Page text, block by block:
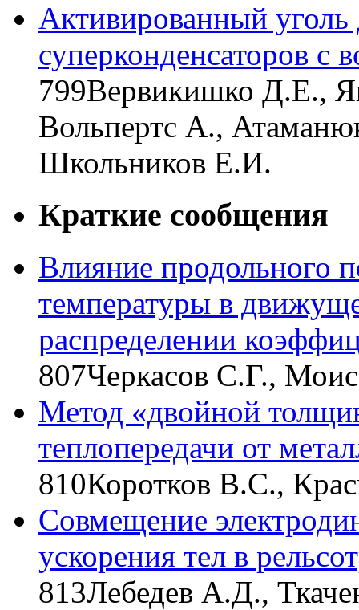
Активированный уголь
суперконденсаторов с
799Вервикишко Д.Е.,
Вольпертс А.,
Школьников Е.И.
Краткие сообщения
Влияние продольного
температуры в
распределении
807Черкасов С.Г.,
Метод «двойной
теплопередачи от
810Коротков В.С.,
Совмещение
ускорения тел в
813Лебедев А.Д.,